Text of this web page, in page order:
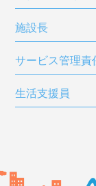
施設長
サービス管理責
生活支援員